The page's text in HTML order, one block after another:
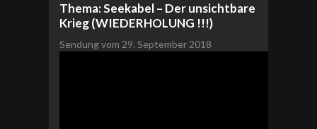
Thema: Seekabel – Der unsichtbare
Krieg (WIEDERHOLUNG !!!)
Sendung vom 29. September 2018